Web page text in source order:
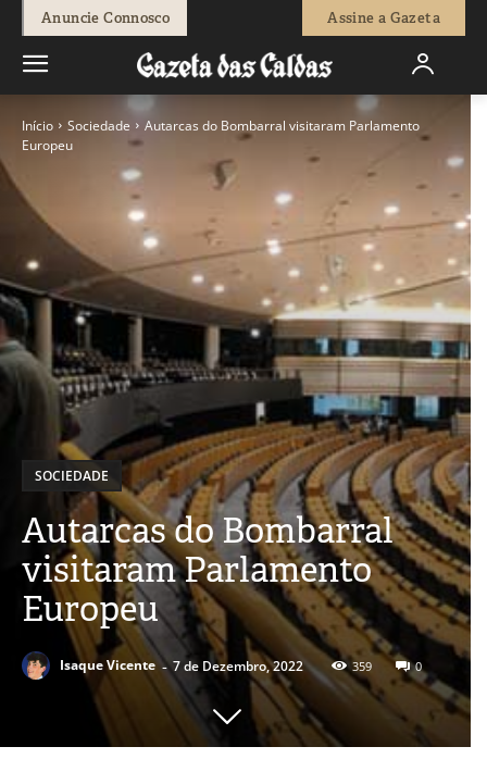
Anuncie Connosco Assine a Gazeta
Início Sociedade
Autarcas do Bombarral visitaram Parlamento
Europeu
SOCIEDADE
Autarcas do Bombarral
visitaram Parlamento
Europeu
Isaque Vicente - 7 de Dezembro, 2022 359 0